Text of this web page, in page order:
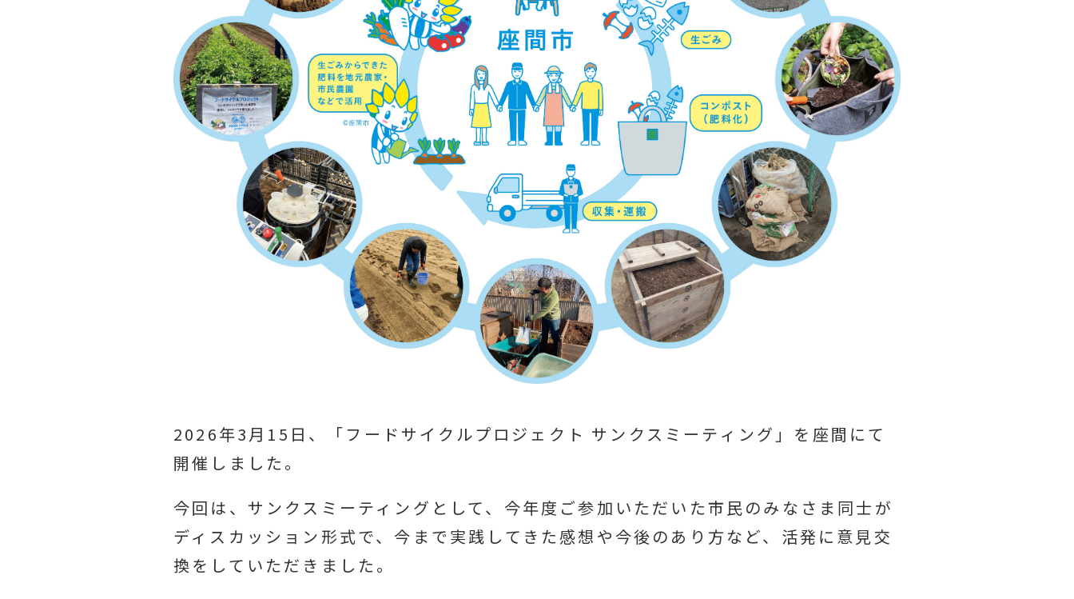
2026年3月15日、「フードサイクルプロジェクト サンクスミーティング」を座間にて
開催しました。
今回は、サンクスミーティングとして、今年度ご参加いただいた市民のみなさま同士が
ディスカッション形式で、今まで実践してきた感想や今後のあり方など、活発に意見交
換をしていただきました。